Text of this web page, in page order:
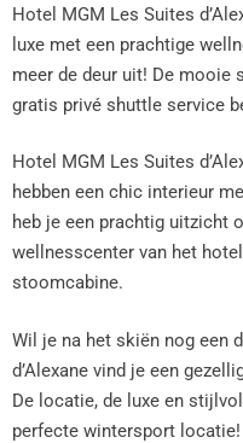
Hotel MGM Les Suites
luxe met een prachtige
meer de deur uit! De mooie
gratis privé shuttle service
Hotel MGM Les Suites
hebben een chic interieur
heb je een prachtig uitzicht
wellnesscenter van het
stoomcabine.
Wil je na het skiën nog een
d’Alexane vind je een
De locatie, de luxe en
perfecte wintersport locatie!